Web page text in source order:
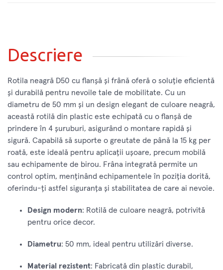
Descriere
Rotila neagră D50 cu flanșă și frână oferă o soluție eficientă
și durabilă pentru nevoile tale de mobilitate. Cu un
diametru de 50 mm și un design elegant de culoare neagră,
această rotilă din plastic este echipată cu o flanșă de
prindere în 4 șuruburi, asigurând o montare rapidă și
sigură. Capabilă să suporte o greutate de până la 15 kg per
roată, este ideală pentru aplicații ușoare, precum mobilă
sau echipamente de birou. Frâna integrată permite un
control optim, menținând echipamentele în poziția dorită,
oferindu-ți astfel siguranța și stabilitatea de care ai nevoie.
Design modern: Rotilă de culoare neagră, potrivită
pentru orice decor.
Diametru: 50 mm, ideal pentru utilizări diverse.
Material rezistent: Fabricată din plastic durabil,